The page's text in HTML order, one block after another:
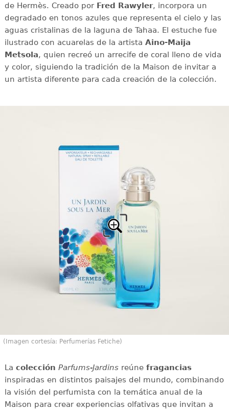
de Hermès. Creado por Fred Rawyler, incorpora un
degradado en tonos azules que representa el cielo y las
aguas cristalinas de la laguna de Tahaa. El estuche fue
ilustrado con acuarelas de la artista Aino-Maija
Metsola, quien recreó un arrecife de coral lleno de vida
y color, siguiendo la tradición de la Maison de invitar a
un artista diferente para cada creación de la colección.
(Imagen cortesía: Perfumerías Fetiche)
La colección Parfums-Jardinsreúne fragancias
inspiradas en distintos paisajes del mundo, combinando
la visión del perfumista con la temática anual de la
Maison para crear experiencias olfativas que invitan a